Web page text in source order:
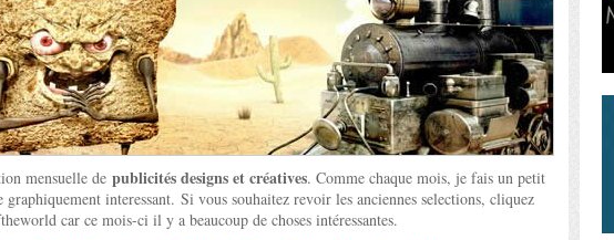
mensuelle de publicités designs et créatives. Comme chaque mois, je fais un petit
interessant. Si vous souhaitez revoir les anciennes selections, cliquez
car ce mois-ci il y a beaucoup de choses intéressantes.